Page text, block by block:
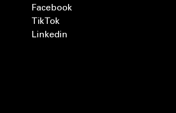
Facebook
TikTok
Linkedin